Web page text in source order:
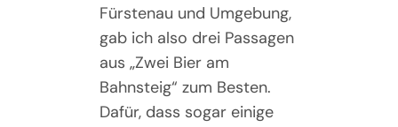
Fürstenau und Umgebung,
gab ich also drei Passagen
aus „Zwei Bier am
Bahnsteig“ zum Besten.
Dafür, dass sogar einige